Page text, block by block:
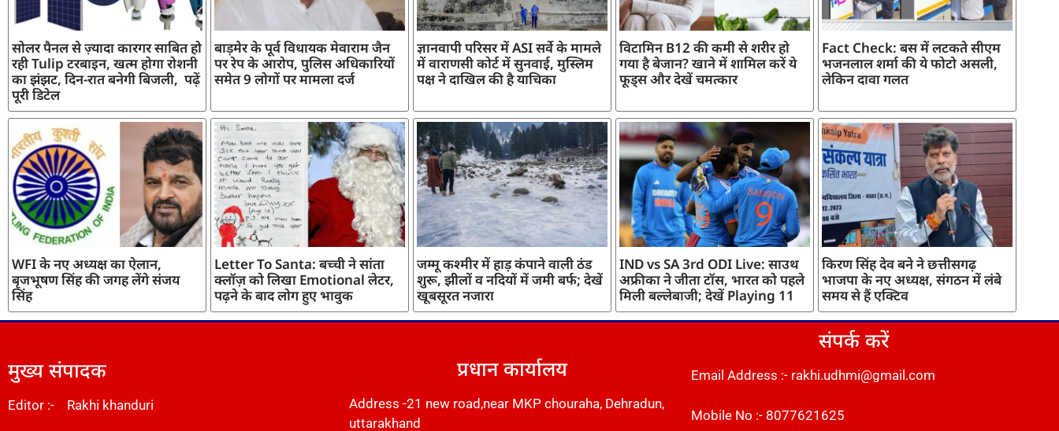
सोलर पैनल से ज़्यादा कारगर साबित हो
रही Tulip टरबाइन, खत्म होगा रोशनी
का झंझट, दिन-रात बनेगी बिजली, पढ़ें
पूरी डिटेल
बाड़मेर के पूर्व विधायक मेवाराम जैन
पर रेप के आरोप, पुलिस अधिकारियों
समेत 9 लोगों पर मामला दर्ज
ज्ञानवापी परिसर में ASI सर्वे के मामले
में वाराणसी कोर्ट में सुनवाई, मुस्लिम
पक्ष ने दाखिल की है याचिका
विटामिन B12 की कमी से शरीर हो
गया है बेजान? खाने में शामिल करें ये
फूड्स और देखें चमत्कार
Fact Check: बस में लटकते सीएम
भजनलाल शर्मा की ये फोटो असली,
लेकिन दावा गलत
WFI के नए अध्यक्ष का ऐलान,
बृजभूषण सिंह की जगह लेंगे संजय
सिंह
Letter To Santa: बच्ची ने सांता
क्लॉज़ को लिखा Emotional लेटर,
पढ़ने के बाद लोग हुए भावुक
जम्मू कश्मीर में हाड़ कंपाने वाली ठंड
शुरू, झीलों व नदियों में जमी बर्फ; देखें
खूबसूरत नजारा
IND vs SA 3rd ODI Live: साउथ
अफ्रीका ने जीता टॉस, भारत को पहले
मिली बल्लेबाजी; देखें Playing 11
किरण सिंह देव बने ने छत्तीसगढ़
भाजपा के नए अध्यक्ष, संगठन में लंबे
समय से हैं एक्टिव
मुख्य संपादक
Editor :- Rakhi khanduri
प्रधान कार्यालय
Address -21 new road,near MKP chouraha, Dehradun,
uttarakhand
संपर्क करें
Email Address :- rakhi.udhmi@gmail.com
Mobile No :- 8077621625